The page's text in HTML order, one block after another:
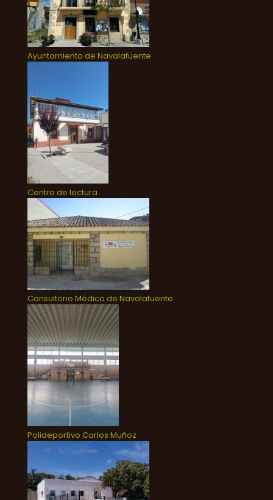
Ayuntamiento de Navalafuente
Centro de lectura
Consultorio Médico de Navalafuente
Polideportivo Carlos Muñoz